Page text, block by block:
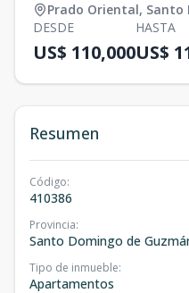
Prado Oriental, Santo
DESDE
US$ 110,000
HASTA
US$
Resumen
Código:
410386
Provincia:
Santo Domingo de
Tipo de inmueble:
Apartamentos